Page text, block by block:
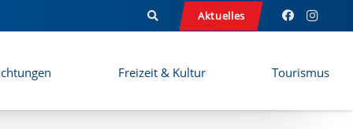
Aktuelles
Freizeit & Kultur Tourismus
12-25_2